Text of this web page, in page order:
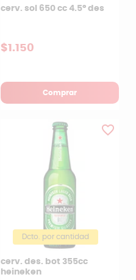
cerv. sol 650 cc 4.5° des
$1.150
Comprar
favorite_border
Dcto. por cantidad
cerv. des. bot 355cc
heineken